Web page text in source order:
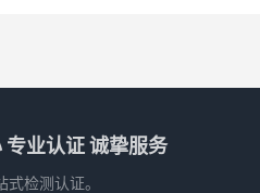
专业认证 诚挚服务
式检测认证。